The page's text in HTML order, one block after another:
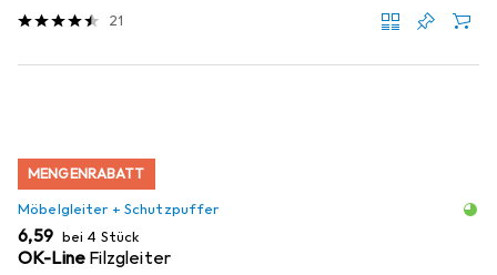
21
MENGENRABATT
Möbelgleiter + Schutzpuffer
EUR
6,59 bei 4 Stück
OK-Line Filzgleiter